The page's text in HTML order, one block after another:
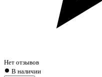
Нет отзывов
В наличии